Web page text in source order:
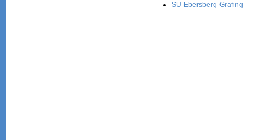
SU Ebersberg-Grafing